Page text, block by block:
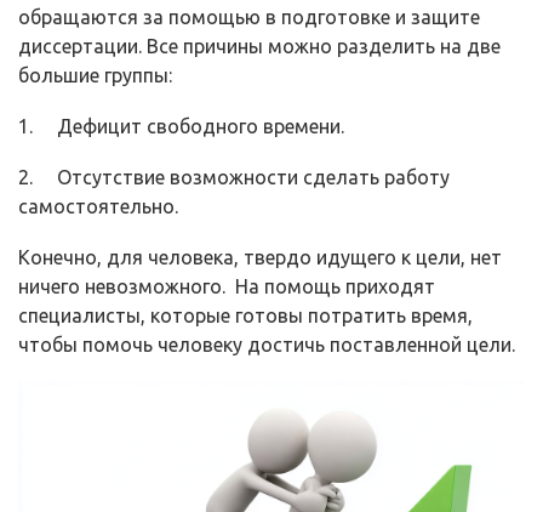
обращаются за помощью в подготовке и защите
диссертации. Все причины можно разделить на две
большие группы:
1. Дефицит свободного времени.
2. Отсутствие возможности сделать работу
самостоятельно.
Конечно, для человека, твердо идущего к цели, нет
ничего невозможного. На помощь приходят
специалисты, которые готовы потратить время,
чтобы помочь человеку достичь поставленной цели.